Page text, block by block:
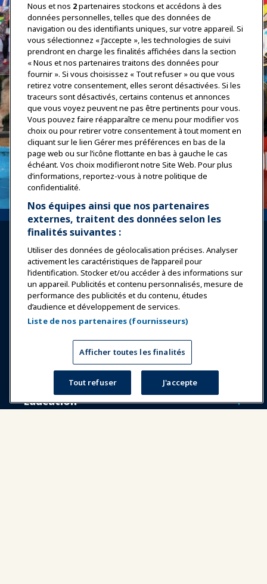
Se connecter Rejoindre maintenant
Récompenses Carrières
Nouvelles & Funworld
Éducation
Nous et nos 2partenaires stockons et accédons à des
données personnelles, telles que des données de
navigation ou des identifiants uniques, sur votre appareil. Si
vous sélectionnez « J’accepte », les technologies de suivi
prendront en charge les finalités affichées dans la section
« Nous et nos partenaires traitons des données pour
fournir ». Si vous choisissez « Tout refuser » ou que vous
retirez votre consentement, elles seront désactivées. Si les
traceurs sont désactivés, certains contenus et annonces
que vous voyez peuvent ne pas être pertinents pour vous.
Vous pouvez faire réapparaître ce menu pour modifier vos
choix ou pour retirer votre consentement à tout moment en
cliquant sur le lien Gérer mes préférences en bas de la
page web ou sur l’icône flottante en bas à gauche le cas
échéant. Vos choix modifieront notre Site Web. Pour plus
d’informations, reportez-vous à notre politique de
confidentialité.
Nos équipes ainsi que nos partenaires
externes, traitent des données selon les
finalités suivantes :
Utiliser des données de géolocalisation précises. Analyser
activement les caractéristiques de l’appareil pour
l’identification. Stocker et/ou accéder à des informations sur
un appareil. Publicités et contenu personnalisés, mesure de
performance des publicités et du contenu, études
d’audience et développement de services.
Liste de nos partenaires (fournisseurs)
Afficher toutes les finalités
Tout refuser J'accepte